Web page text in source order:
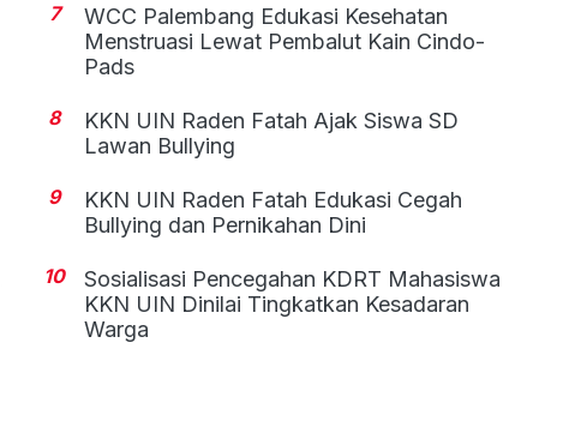
7
WCC Palembang Edukasi Kesehatan
Menstruasi Lewat Pembalut Kain Cindo-
Pads
8
KKN UIN Raden Fatah Ajak Siswa SD
Lawan Bullying
9
KKN UIN Raden Fatah Edukasi Cegah
Bullying dan Pernikahan Dini
10
Sosialisasi Pencegahan KDRT Mahasiswa
KKN UIN Dinilai Tingkatkan Kesadaran
Warga